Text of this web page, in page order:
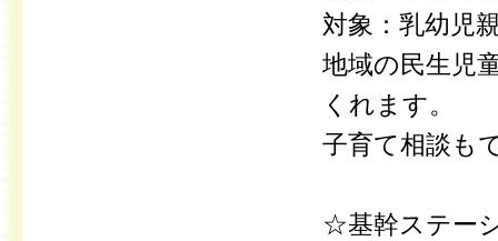
対象：乳幼児
地域の民生児
くれます。
子育て相談も
☆基幹ステー